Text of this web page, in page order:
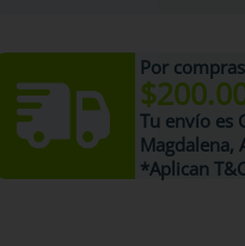
Por
Tu envío es
Magdalena,
*Aplican